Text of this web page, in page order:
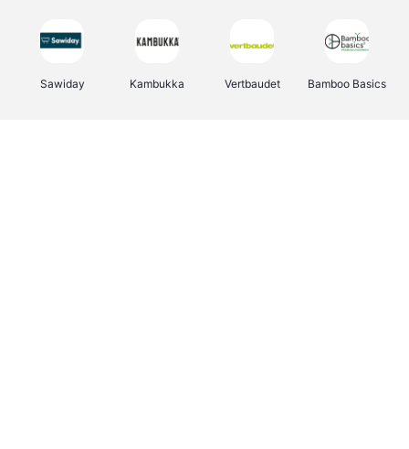
Sawiday Kambukka Vertbaudet Bamboo Basics